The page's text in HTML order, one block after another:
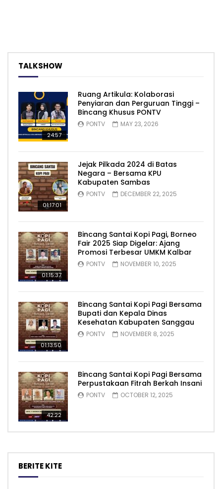
TALKSHOW
24:57
Ruang Artikula: Kolaborasi
Penyiaran dan Perguruan Tinggi –
Bincang Khusus PONTV
PONTV MAY 23, 2026
01:17:01
Jejak Pilkada 2024 di Batas
Negara – Bersama KPU
Kabupaten Sambas
PONTV DECEMBER 22, 2025
01:15:37
Bincang Santai Kopi Pagi, Borneo
Fair 2025 Siap Digelar: Ajang
Promosi Terbesar UMKM Kalbar
PONTV NOVEMBER 10, 2025
01:13:50
Bincang Santai Kopi Pagi Bersama
Bupati dan Kepala Dinas
Kesehatan Kabupaten Sanggau
PONTV NOVEMBER 8, 2025
42:22
Bincang Santai Kopi Pagi Bersama
Perpustakaan Fitrah Berkah Insani
PONTV OCTOBER 12, 2025
BERITE KITE